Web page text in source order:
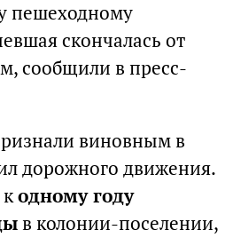
пешеходному
скончалась от
сообщили в пресс-
виновным в
дорожного движения.
одному году
в колонии-поселении,